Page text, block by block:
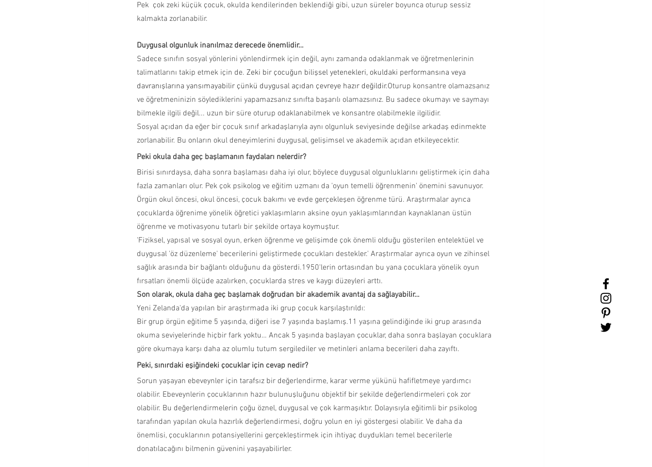
Pek  çok zeki küçük çocuk, okulda kendilerinden beklendiği gibi, uzun süreler boyunca oturup sessiz
kalmakta zorlanabilir.
Duygusal olgunluk inanılmaz derecede önemlidir…
Sadece sınıfın sosyal yönlerini yönlendirmek için değil, aynı zamanda odaklanmak ve öğretmenlerinin
talimatlarını takip etmek için de. Zeki bir çocuğun bilişsel yetenekleri, okuldaki performansına veya
davranışlarına yansımayabilir çünkü duygusal açıdan çevreye hazır değildir.Oturup konsantre olamazsanız
ve öğretmeninizin söylediklerini yapamazsanız sınıfta başarılı olamazsınız. Bu sadece okumayı ve saymayı
bilmekle ilgili değil... uzun bir süre oturup odaklanabilmek ve konsantre olabilmekle ilgilidir.
Sosyal açıdan da eğer bir çocuk sınıf arkadaşlarıyla aynı olgunluk seviyesinde değilse arkadaş edinmekte
zorlanabilir. Bu onların okul deneyimlerini duygusal, gelişimsel ve akademik açıdan etkileyecektir.
Peki okula daha geç başlamanın faydaları nelerdir?
Birisi sınırdaysa, daha sonra başlaması daha iyi olur, böylece duygusal olgunluklarını geliştirmek için daha
fazla zamanları olur. Pek çok psikolog ve eğitim uzmanı da 'oyun temelli öğrenmenin' önemini savunuyor.
Örgün okul öncesi, okul öncesi, çocuk bakımı ve evde gerçekleşen öğrenme türü. Araştırmalar ayrıca
çocuklarda öğrenime yönelik öğretici yaklaşımların aksine oyun yaklaşımlarından kaynaklanan üstün
öğrenme ve motivasyonu tutarlı bir şekilde ortaya koymuştur.
'Fiziksel, yapısal ve sosyal oyun, erken öğrenme ve gelişimde çok önemli olduğu gösterilen entelektüel ve
duygusal 'öz düzenleme' becerilerini geliştirmede çocukları destekler.' Araştırmalar ayrıca oyun ve zihinsel
sağlık arasında bir bağlantı olduğunu da gösterdi.1950'lerin ortasından bu yana çocuklara yönelik oyun
fırsatları önemli ölçüde azalırken, çocuklarda stres ve kaygı düzeyleri arttı.
Son olarak, okula daha geç başlamak doğrudan bir akademik avantaj da sağlayabilir…
Yeni Zelanda'da yapılan bir araştırmada iki grup çocuk karşılaştırıldı:
Bir grup örgün eğitime 5 yaşında, diğeri ise 7 yaşında başlamış.11 yaşına gelindiğinde iki grup arasında
okuma seviyelerinde hiçbir fark yoktu… Ancak 5 yaşında başlayan çocuklar, daha sonra başlayan çocuklara
göre okumaya karşı daha az olumlu tutum sergilediler ve metinleri anlama becerileri daha zayıftı.
Peki, sınırdaki eşiğindeki çocuklar için cevap nedir?
Sorun yaşayan ebeveynler için tarafsız bir değerlendirme, karar verme yükünü hafifletmeye yardımcı
olabilir. Ebeveynlerin çocuklarının hazır bulunuşluğunu objektif bir şekilde değerlendirmeleri çok zor
olabilir. Bu değerlendirmelerin çoğu öznel, duygusal ve çok karmaşıktır. Dolayısıyla eğitimli bir psikolog
tarafından yapılan okula hazırlık değerlendirmesi, doğru yolun en iyi göstergesi olabilir. Ve daha da
önemlisi, çocuklarının potansiyellerini gerçekleştirmek için ihtiyaç duydukları temel becerilerle
donatılacağını bilmenin güvenini yaşayabilirler.